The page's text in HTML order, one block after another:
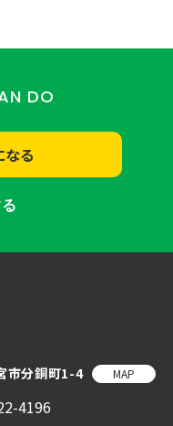
DO
なる
市分銅町1-4 MAP
4196